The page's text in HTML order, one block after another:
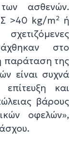
ασθενών.
>40 kg/m² ή
στο
παράταση της
είναι συχνά
και
βάρους
οφελών»,